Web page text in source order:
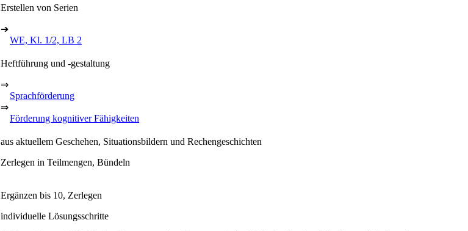
Erstellen von Serien
➔
WE, Kl. 1/2, LB 2
Heftführung und -gestaltung
⇒
Sprachförderung
⇒
Förderung kognitiver Fähigkeiten
aus aktuellem Geschehen, Situationsbildern und Rechengeschichten
Zerlegen in Teilmengen, Bündeln
Ergänzen bis 10, Zerlegen
individuelle Lösungsschritte